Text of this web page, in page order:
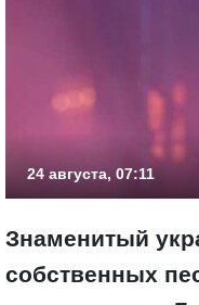
24 августа, 07:11
Знаменитый
собственных